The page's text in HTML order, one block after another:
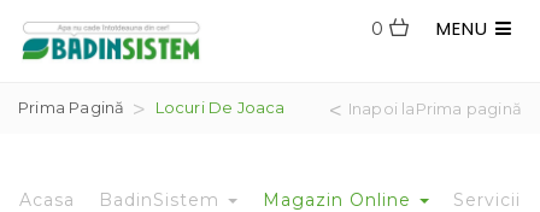
MENU
0
Prima Pagină Locuri De Joaca Inapoi laPrima pagină
Acasa BadinSistem Magazin Online Servicii